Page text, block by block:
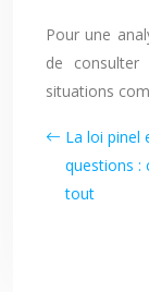
Pour une
de
situations
La loi pinel
questions :
tout